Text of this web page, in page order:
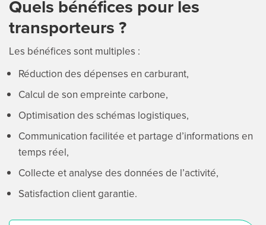
Quels bénéfices pour les
transporteurs ?
Les bénéfices sont multiples :
Réduction des dépenses en carburant,
Calcul de son empreinte carbone,
Optimisation des schémas logistiques,
Communication facilitée et partage d’informations en
temps réel,
Collecte et analyse des données de l’activité,
Satisfaction client garantie.